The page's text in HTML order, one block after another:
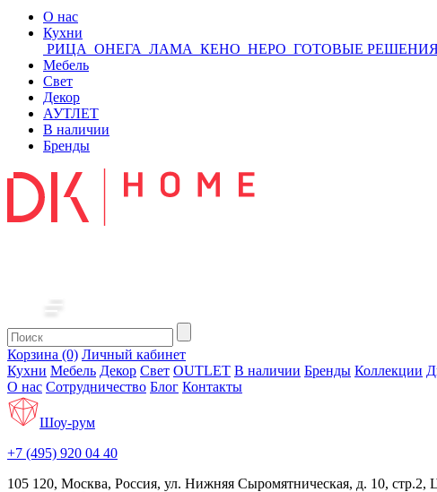
О нас
Кухни
РИЦА ОНЕГА ЛАМА КЕНО НЕРО ГОТОВЫЕ
Мебель
Свет
Декор
АУТЛЕТ
В наличии
Бренды
Корзина (0) Личный кабинет
Кухни Мебель Декор Свет OUTLET В наличии Бренды Коллекции
О нас Сотрудничество Блог Контакты
Шоу-рум
+7 (495) 920 04 40
105 120, Москва, Россия, ул. Нижняя Сыромятническая, д. 10, стр.2,